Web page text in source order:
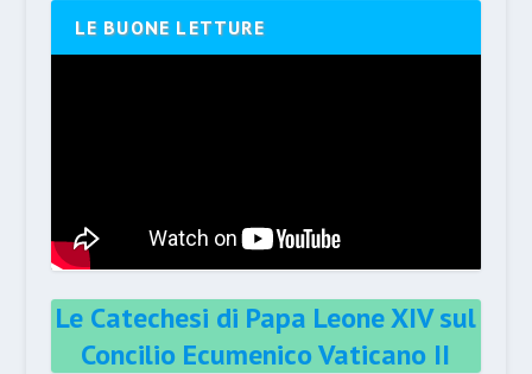
LE BUONE LETTURE
Le Catechesi di Papa Leone XIV sul
Concilio Ecumenico Vaticano II